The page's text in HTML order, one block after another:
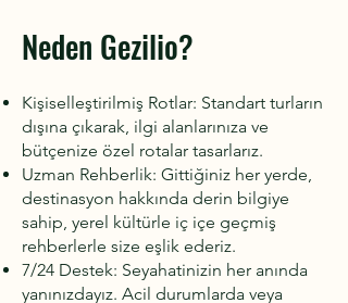
Neden Gezilio?
Kişiselleştirilmiş Rotlar: Standart turların
dışına çıkarak, ilgi alanlarınıza ve
bütçenize özel rotalar tasarlarız.
Uzman Rehberlik: Gittiğiniz her yerde,
destinasyon hakkında derin bilgiye
sahip, yerel kültürle iç içe geçmiş
rehberlerle size eşlik ederiz.
7/24 Destek: Seyahatinizin her anında
yanınızdayız. Acil durumlarda veya